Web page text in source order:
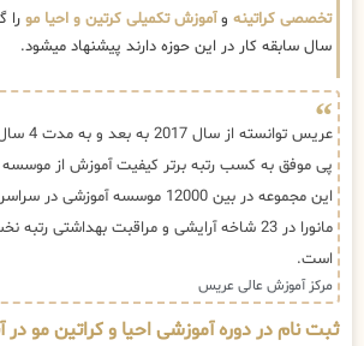
تخصصی کراتینه وآموزش تکمیلی کرتین و احیا مو
سال سابقه کار در این حوزه دارند پیشنهاد میشود.
عریس
این مجموعه در بین 12000 موسسه
مانورا در 23 شاخه آرایشی و مراقبت بهداشتی
است.
مرکز آموزش عالی عریس
ثبت نام در دوره آموزشی احیا و کراتین مو در